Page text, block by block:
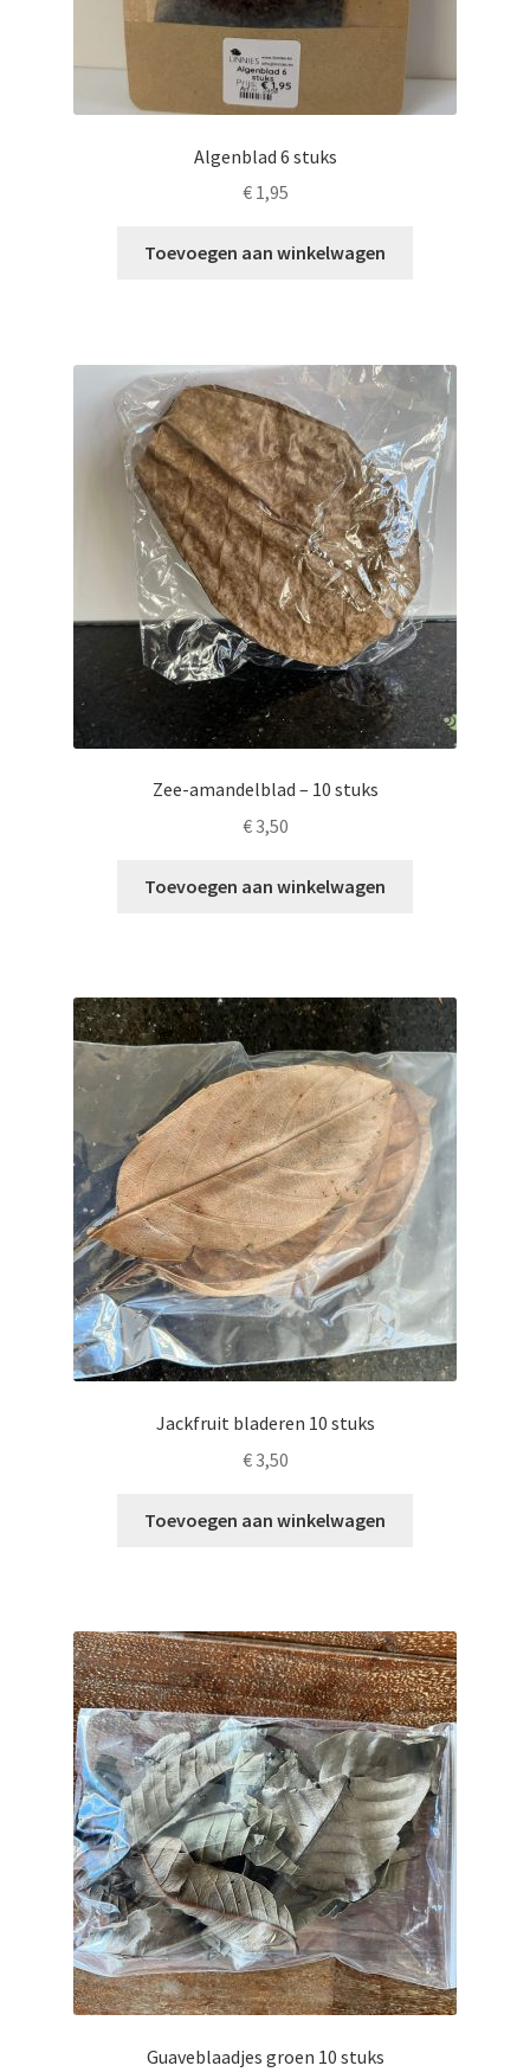
Algenblad 6 stuks
€1,95
Toevoegen aan winkelwagen
Zee-amandelblad – 10 stuks
€3,50
Toevoegen aan winkelwagen
Jackfruit bladeren 10 stuks
€3,50
Toevoegen aan winkelwagen
Guaveblaadjes groen 10 stuks